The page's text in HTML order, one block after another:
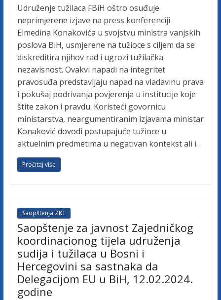
Udruženje tužilaca FBiH oštro osuđuje
neprimjerene izjave na press konferenciji
Elmedina Konakovića u svojstvu ministra vanjskih
poslova BiH, usmjerene na tužioce s ciljem da se
diskreditira njihov rad i ugrozi tužilačka
nezavisnost. Ovakvi napadi na integritet
pravosuđa predstavljaju napad na vladavinu prava
i pokušaj podrivanja povjerenja u institucije koje
štite zakon i pravdu. Koristeći govornicu
ministarstva, neargumentiranim izjavama ministar
Konaković dovodi postupajuće tužioce u
aktuelnim predmetima u negativan kontekst ali i…
Pročitaj više
Saopštenja ZKT
Saopštenje za javnost Zajedničkog
koordinacionog tijela udruženja
sudija i tužilaca u Bosni i
Hercegovini sa sastnaka da
Delegacijom EU u BiH, 12.02.2024.
godine